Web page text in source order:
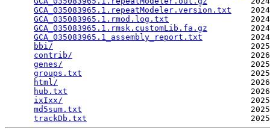
GCA_035083965.1.repeatModeler.version.txt
GCA_035083965.1.rmod.log.txt
GCA_035083965.1.rmsk.customLib.fa.gz
GCA_035083965.1_assembly_report.txt
bbi/
contrib/
genes/
groups.txt
html/
hub.txt
ixIxx/
md5sum.txt
trackDb.txt